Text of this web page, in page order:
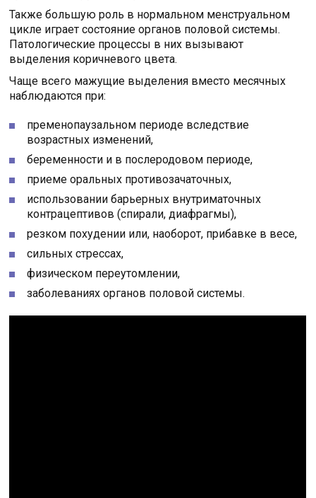
Также большую роль в нормальном менструальном
цикле играет состояние органов половой системы.
Патологические процессы в них вызывают
выделения коричневого цвета.
Чаще всего мажущие выделения вместо месячных
наблюдаются при:
пременопаузальном периоде вследствие
возрастных изменений,
беременности и в послеродовом периоде,
приеме оральных противозачаточных,
использовании барьерных внутриматочных
контрацептивов (спирали, диафрагмы),
резком похудении или, наоборот, прибавке в весе,
сильных стрессах,
физическом переутомлении,
заболеваниях органов половой системы.